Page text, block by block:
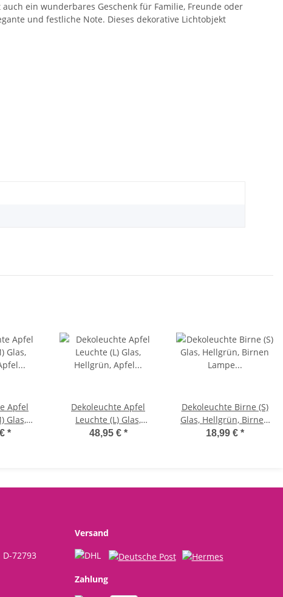
ein wunderbares Geschenk für Familie, Freunde oder
und festliche Note. Dieses dekorative Lichtobjekt
Apfel
Glas,
*
Dekoleuchte Apfel
Leuchte (L) Glas,
Hellgrün, Apfel Lampe48,95 € *
Dekoleuchte Birne (S)
Glas, Hellgrün, Birnen
Lampe mit LED
18,99 € *
72793
Versand
Zahlung